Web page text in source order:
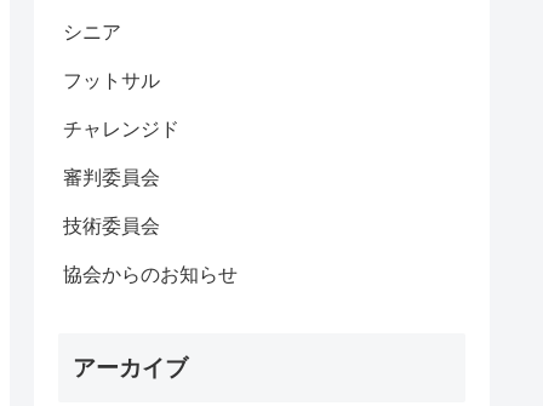
シニア
フットサル
チャレンジド
審判委員会
技術委員会
協会からのお知らせ
アーカイブ